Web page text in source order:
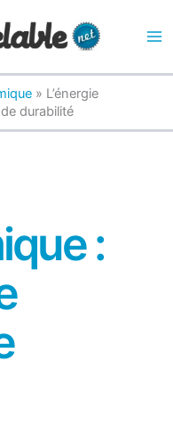
» L’énergie
durabilité
: